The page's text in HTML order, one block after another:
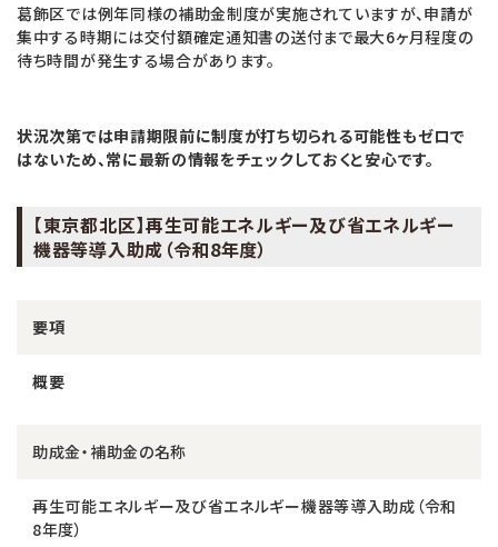
葛飾区では例年同様の補助金制度が実施されていますが、申請が
集中する時期には交付額確定通知書の送付まで最大6ヶ月程度の
待ち時間が発生する場合があります。
状況次第では申請期限前に制度が打ち切られる可能性もゼロで
はないため、常に最新の情報をチェックしておくと安心です。
【東京都北区】再生可能エネルギー及び省エネルギー
機器等導入助成（令和8年度）
要項
概要
助成金・補助金の名称
再生可能エネルギー及び省エネルギー機器等導入助成（令和
8年度）